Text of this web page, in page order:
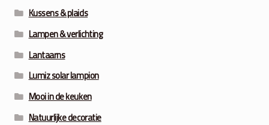
Kussens & plaids
Lampen & verlichting
Lantaarns
Lumiz solar lampion
Mooi in de keuken
Natuurlijke decoratie